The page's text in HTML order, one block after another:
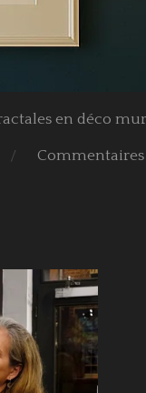
en déco
Commentaires